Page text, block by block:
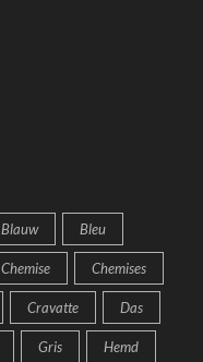
Blauw Bleu
Chemise Chemises
Cravatte Das
Gris Hemd